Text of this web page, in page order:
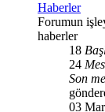
Haberler
Forumun
haberler
18
24
Son
03